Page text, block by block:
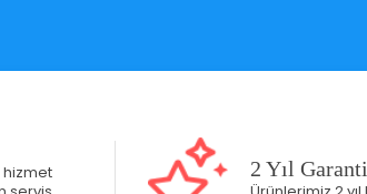
2 Yıl Garanti